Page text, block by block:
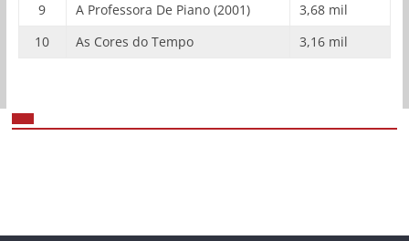
9
A Professora De Piano (2001)
3,68 mil
10
As Cores do Tempo 3,16 mil